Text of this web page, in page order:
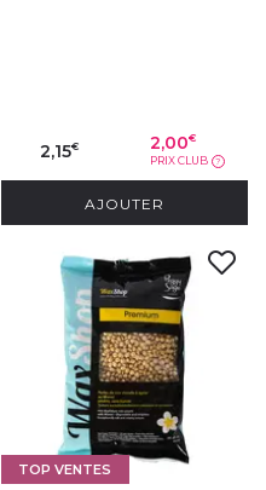
2,15€ 2,00€
PRIX CLUB ?
AJOUTER
TOP VENTES